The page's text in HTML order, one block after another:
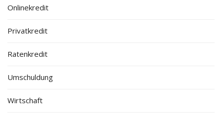
Onlinekredit
Privatkredit
Ratenkredit
Umschuldung
Wirtschaft